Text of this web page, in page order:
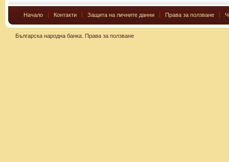
Начало Контакти Защита на личните данни Права за ползване
Българска народна банка. Права за ползване